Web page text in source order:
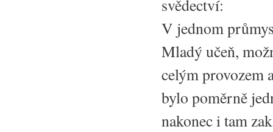
svědectví:
V jednom
Mladý učeň,
celým provozem
bylo poměrně
nakonec i tam